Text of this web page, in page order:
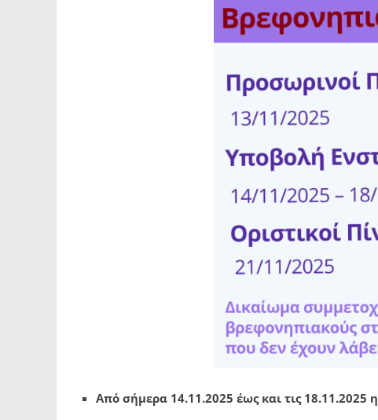
Από σήμερα 14.11.2025 έως και τις 18.11.2025 η